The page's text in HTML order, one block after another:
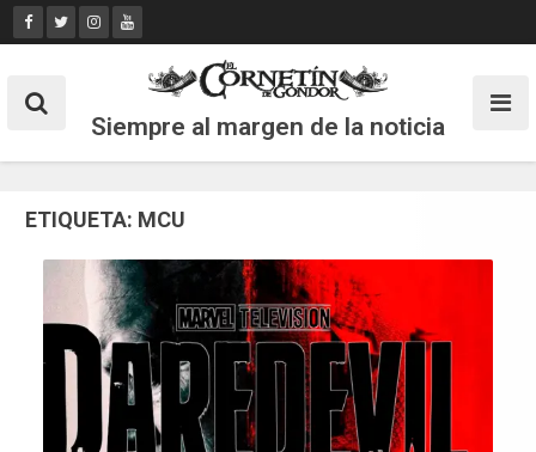
Skip
to
Siempre al margen de la noticia
ETIQUETA: MCU